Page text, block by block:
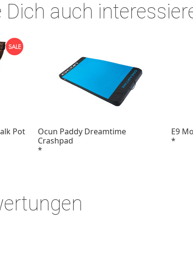
Dich auch
Pot
Ocun Paddy Dreamtime
Crashpad
*
E9
*